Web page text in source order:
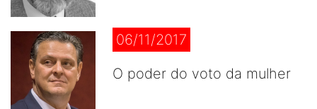
06/11/2017
O poder do voto da mulher